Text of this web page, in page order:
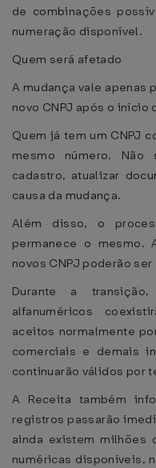
de combinações
numeração disponível.
Quem será afetado
A mudança vale apenas
novo CNPJ após o início
Quem já tem um CNPJ
mesmo número. Não
cadastro, atualizar
causa da mudança.
Além disso, o
permanece o mesmo.
novos CNPJ poderão
Durante a
alfanuméricos
aceitos normalmente
comerciais e demais
continuarão válidos por
A Receita também
registros passarão
ainda existem milhões
numéricas disponíveis,